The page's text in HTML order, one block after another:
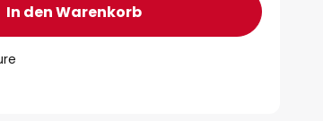
In den Warenkorb